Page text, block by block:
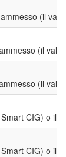
(il
(il
(il
CIG) o il
CIG) o il